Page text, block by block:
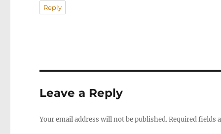
Reply
Leave a Reply
Your email address will not be published.Required fields